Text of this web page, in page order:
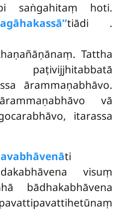
saṅgahitaṃ hoti.
tiādi .
Tattha
paṭivijjhitabbatā
ārammaṇabhāvo.
vā
itarassa
ti
visuṃ
bādhakabhāvena